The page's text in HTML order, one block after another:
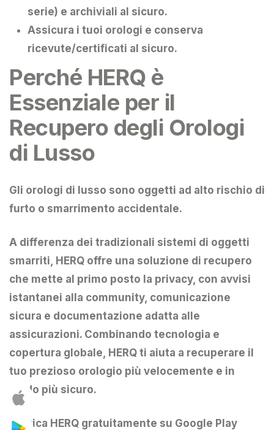
serie) e archiviali al sicuro.
Assicura i tuoi orologi e conserva
ricevute/certificati al sicuro.
Perché HERQ è
Essenziale per il
Recupero degli Orologi
di Lusso
Gli orologi di lusso sono oggetti ad alto rischio di
furto o smarrimento accidentale.
A differenza dei tradizionali sistemi di oggetti
smarriti, HERQ offre una soluzione di recupero
che mette al primo posto la privacy, con avvisi
istantanei alla community, comunicazione
sicura e documentazione adatta alle
assicurazioni. Combinando tecnologia e
copertura globale, HERQ ti aiuta a recuperare il
tuo prezioso orologio più velocemente e in
modo più sicuro.
Scarica HERQ gratuitamente su Google Play